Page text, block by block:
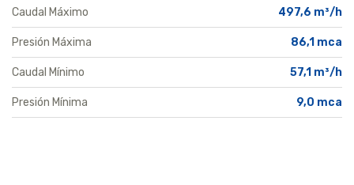
Caudal Máximo 497,6 m³/h
Presión Máxima 86,1 mca
Caudal Mínimo 57,1 m³/h
Presión Mínima 9,0 mca